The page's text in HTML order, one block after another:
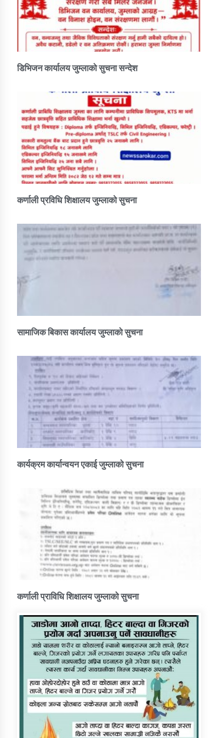
डिभिजन कार्यालय जुम्लाको सुचना सन्देश
कर्णाली प्रविधि शिक्षालय जुम्लाको सुचना
सामाजिक बिकास कार्यालय जुम्लाकाे सुचना
कार्यक्रम कार्यान्वयन एकाई जुम्लाको सुचना
कर्णाली प्राविधि शिक्षालय जुम्लाको सुचना